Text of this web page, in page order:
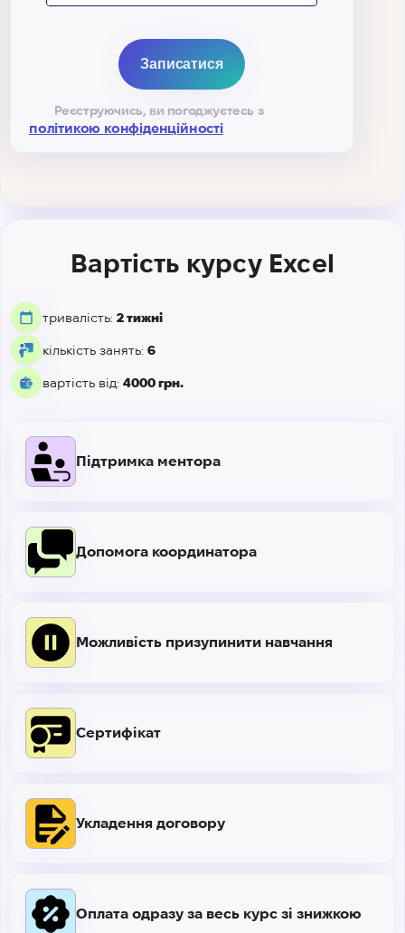
Реєструючись, ви погоджуєтесь з
політикою конфіденційності
Вартість курсу Excel
тривалість: 2 тижні
кількість занять: 6
вартість від: 4000 грн.
Підтримка ментора
Сертифікат
Допомога координатора
Укладення договору
Можливість призупинити навчання
Оплата одразу за весь курс зі знижкою